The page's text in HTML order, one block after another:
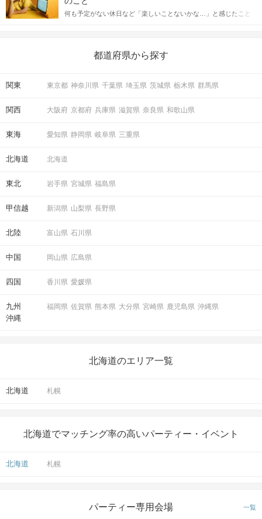
送るLINEでのデートの誘い方のコツをご紹介します。例文も混じ
えながら解説するので、ぜひ参考にしてください。
何も予定がない休日など「楽しいことないかな…」と感じたこと
の楽しいことアイデアを集めました♪ いままさに楽しいことを探し
都道府県から探す
関東 東京都 神奈川県 千葉県 埼玉県 茨城県 栃木県 群馬県
関西 大阪府 京都府 兵庫県 滋賀県 奈良県 和歌山県
東海 愛知県 静岡県 岐阜県 三重県
北海道 北海道
東北 岩手県 宮城県 福島県
甲信越 新潟県 山梨県 長野県
北陸 富山県 石川県
中国 岡山県 広島県
四国 香川県 愛媛県
九州
沖縄
福岡県 佐賀県 熊本県 大分県 宮崎県 鹿児島県 沖縄県
北海道のエリア一覧
北海道 札幌
北海道でマッチング率の高いパーティー・イベント
北海道 札幌
パーティー専用会場 一覧